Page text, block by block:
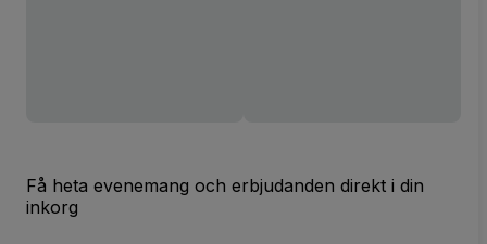
Få heta evenemang och erbjudanden direkt i din
inkorg